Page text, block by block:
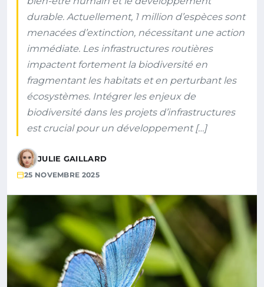
durable. Actuellement, 1 million d’espèces sont
menacées d’extinction, nécessitant une action
immédiate. Les infrastructures routières
impactent fortement la biodiversité en
fragmentant les habitats et en perturbant les
écosystèmes. Intégrer les enjeux de
biodiversité dans les projets d’infrastructures
est crucial pour un développement […]
JULIE GAILLARD
25 NOVEMBRE 2025